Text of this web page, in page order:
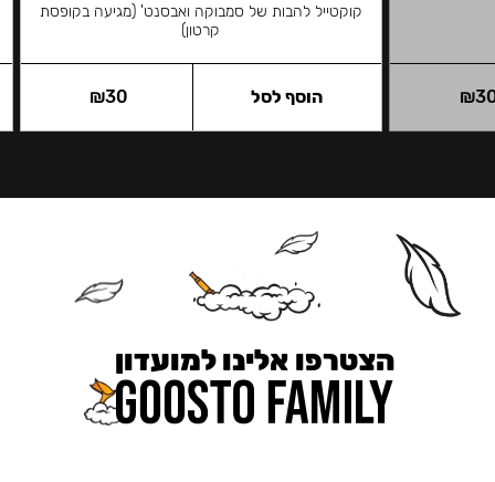
₪
קוקטייל להבות של סמבוקה ואבסנט' (מגיעה בקופסת
קרטון)
₪30 הוסף לסל
הצטרפו אלינו למועדון